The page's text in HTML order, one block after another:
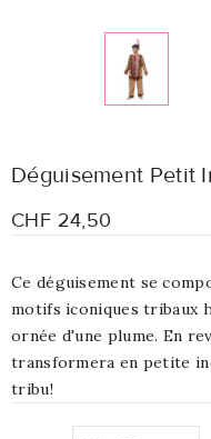
Déguisement Petit
CHF 24,50
Ce déguisement se
motifs iconiques tribaux
ornée d'une plume. En
transformera en petite
tribu!